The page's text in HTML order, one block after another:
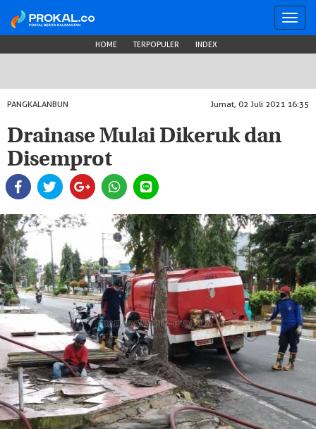
HOME TERPOPULER INDEX
PANGKALANBUN Jumat, 02 Juli 2021 16:35
Drainase Mulai Dikeruk dan
Disemprot